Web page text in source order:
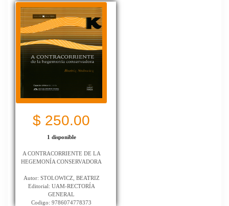
$ 250.00
1 disponible
A CONTRACORRIENTE DE LA
HEGEMONÍA CONSERVADORA
Autor: STOLOWICZ, BEATRIZ
Editorial: UAM-RECTORÍA
GENERAL
Codigo: 9786074778373